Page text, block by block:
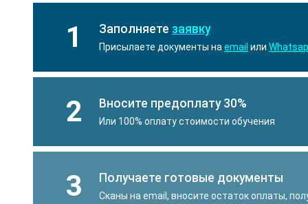
1 Заполняете заявку
Присылаете документы на email или
2 Вносите предоплату 30%
Или 100% оплату стоимости обучения
3 Получаете готовые документы
Сканы на email, вносите остаток оплаты,